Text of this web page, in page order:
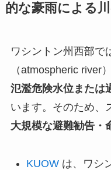
的な豪雨による
ワシントン州西部で
（atmospheric river
氾濫危険水位または
います。そのため、
大規模な避難勧告・
KUOWは、ワシ